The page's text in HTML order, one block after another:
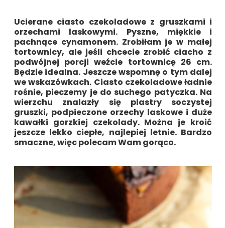
Ucierane ciasto czekoladowe z gruszkami i
orzechami laskowymi. Pyszne, miękkie i
pachnące cynamonem. Zrobiłam je w małej
tortownicy, ale jeśli chcecie zrobić ciacho z
podwójnej porcji weźcie tortownicę 26 cm.
Będzie idealna. Jeszcze wspomnę o tym dalej
we wskazówkach. Ciasto czekoladowe ładnie
rośnie, pieczemy je do suchego patyczka. Na
wierzchu znalazły się plastry soczystej
gruszki, podpieczone orzechy laskowe i duże
kawałki gorzkiej czekolady. Można je kroić
jeszcze lekko ciepłe, najlepiej letnie. Bardzo
smaczne, więc polecam Wam gorąco.